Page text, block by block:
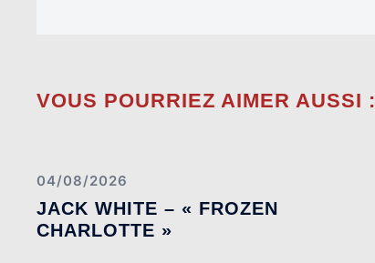
VOUS POURRIEZ AIMER AUSSI :
04/08/2026
JACK WHITE – « FROZEN
CHARLOTTE »